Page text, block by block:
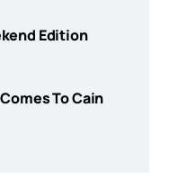
Edition
To Cain